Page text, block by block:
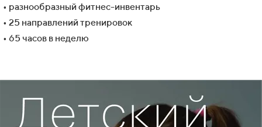
• разнообразный фитнес-инвентарь
• 25 направлений тренировок
• 65 часов в неделю